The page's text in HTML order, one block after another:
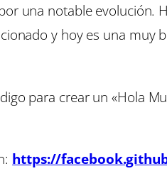
una notable
y hoy es una
para crear un«Hola
https://